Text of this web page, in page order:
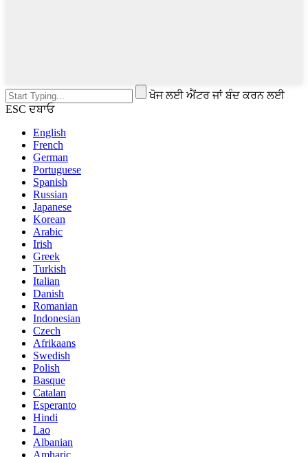
ਖੋਜ ਲਈ ਐਂਟਰ ਜਾਂ ਬੰਦ ਕਰਨ ਲਈ
ESC ਦਬਾਓ
English
French
German
Portuguese
Spanish
Russian
Japanese
Korean
Arabic
Irish
Greek
Turkish
Italian
Danish
Romanian
Indonesian
Czech
Afrikaans
Swedish
Polish
Basque
Catalan
Esperanto
Hindi
Lao
Albanian